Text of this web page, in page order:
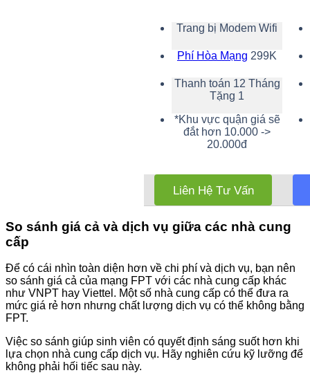
Trang bị Modem Wifi
Phí Hòa Mạng 299K
Thanh toán 12 Tháng
Tặng 1
*Khu vực quận giá sẽ
đắt hơn 10.000 ->
20.000đ
Liên Hệ Tư Vấn
So sánh giá cả và dịch vụ giữa các nhà cung
cấp
Để có cái nhìn toàn diện hơn về chi phí và dịch vụ, bạn nên
so sánh giá cả của mạng FPT với các nhà cung cấp khác
như VNPT hay Viettel. Một số nhà cung cấp có thể đưa ra
mức giá rẻ hơn nhưng chất lượng dịch vụ có thể không bằng
FPT.
Việc so sánh giúp sinh viên có quyết định sáng suốt hơn khi
lựa chọn nhà cung cấp dịch vụ. Hãy nghiên cứu kỹ lưỡng để
không phải hối tiếc sau này.